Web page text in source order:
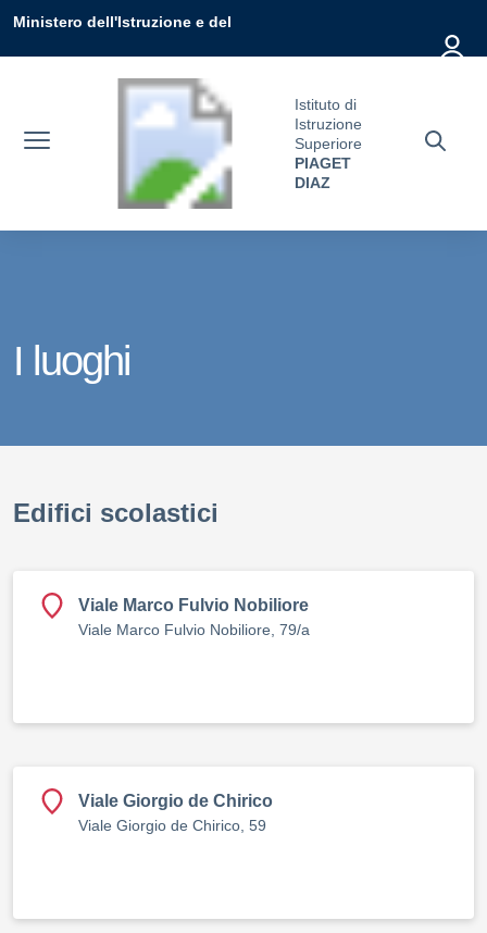
Ministero dell'Istruzione e del
Istituto di
Istruzione
Superiore
PIAGET
DIAZ
I luoghi
Edifici scolastici
Viale Marco Fulvio Nobiliore
Viale Marco Fulvio Nobiliore, 79/a
Viale Giorgio de Chirico
Viale Giorgio de Chirico, 59